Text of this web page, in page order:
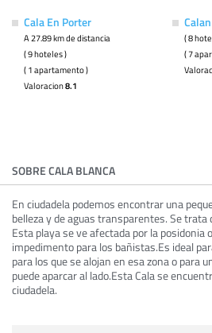
Cala En Porter
A 27.89 km de distancia
( 9 hoteles )
( 1 apartamento )
Valoracion8.1
( 8
( 7
SOBRE CALA BLANCA
En ciudadela podemos encontrar una
belleza y de aguas transparentes. Se trata
Esta playa se ve afectada por la posidonia
impedimento para los bañistas.Es ideal
para los que se alojan en esa zona o para
puede aparcar al lado.Esta Cala se
ciudadela.